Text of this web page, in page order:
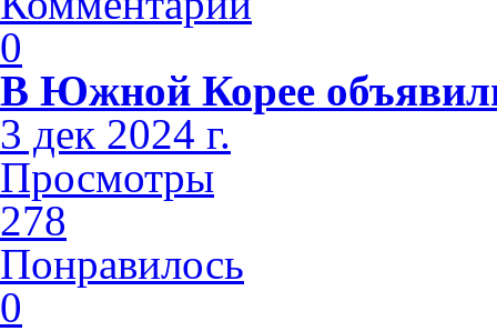
0
В Южной Корее
3 дек 2024 г.
Просмотры
278
Понравилось
0